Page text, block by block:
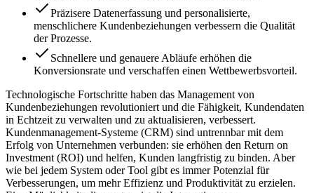
Präzisere Datenerfassung und personalisierte,
menschlichere Kundenbeziehungen verbessern die Qualität
der Prozesse.
Schnellere und genauere Abläufe erhöhen die
Konversionsrate und verschaffen einen Wettbewerbsvorteil.
Technologische Fortschritte haben das Management von
Kundenbeziehungen revolutioniert und die Fähigkeit, Kundendaten
in Echtzeit zu verwalten und zu aktualisieren, verbessert.
Kundenmanagement-Systeme (CRM) sind untrennbar mit dem
Erfolg von Unternehmen verbunden: sie erhöhen den Return on
Investment (ROI) und helfen, Kunden langfristig zu binden. Aber
wie bei jedem System oder Tool gibt es immer Potenzial für
Verbesserungen, um mehr Effizienz und Produktivität zu erzielen.